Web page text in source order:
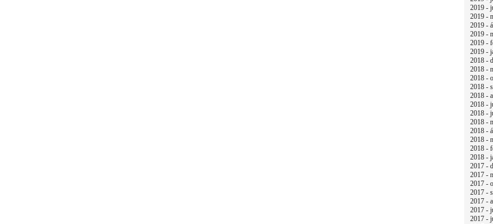
2019 -
2019 -
2019 -
2019 -
2019 -
2019 -
2018 -
2018 -
2018 -
2018 -
2018 -
2018 -
2018 -
2018 -
2018 -
2018 -
2018 -
2018 -
2017 -
2017 -
2017 -
2017 -
2017 -
2017 -
2017 -